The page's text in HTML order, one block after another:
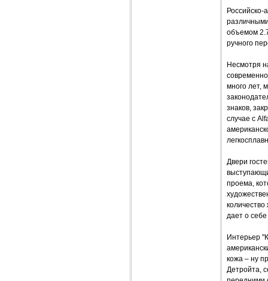
объемом
ручного
Несмотря
много лет,
знаков,
случае с
Двери
проема,
дает о
Интерьер
кожа – ну
Детройта,